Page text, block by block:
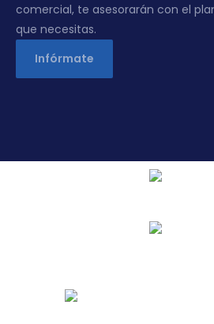
comercial, te asesorarán con el
que necesitas.
Infórmate